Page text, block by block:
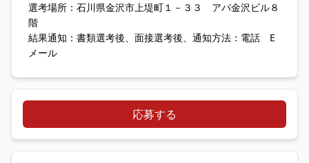
選考場所：石川県金沢市上堤町１－３３ アパ金沢ビル８
階
結果通知：書類選考後、面接選考後、通知方法：電話 E
メール
応募する